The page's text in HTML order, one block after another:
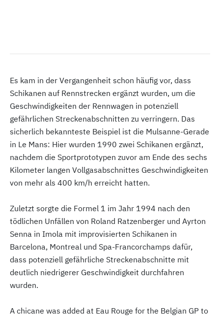
Es kam in der Vergangenheit schon häufig vor, dass
Schikanen auf Rennstrecken ergänzt wurden, um die
Geschwindigkeiten der Rennwagen in potenziell
gefährlichen Streckenabschnitten zu verringern. Das
sicherlich bekannteste Beispiel ist die Mulsanne-Gerade
in Le Mans: Hier wurden 1990 zwei Schikanen ergänzt,
nachdem die Sportprototypen zuvor am Ende des sechs
Kilometer langen Vollgasabschnittes Geschwindigkeiten
von mehr als 400 km/h erreicht hatten.
Zuletzt sorgte die Formel 1 im Jahr 1994 nach den
tödlichen Unfällen von Roland Ratzenberger und Ayrton
Senna in Imola mit improvisierten Schikanen in
Barcelona, Montreal und Spa-Francorchamps dafür,
dass potenziell gefährliche Streckenabschnitte mit
deutlich niedrigerer Geschwindigkeit durchfahren
wurden.
A chicane was added at Eau Rouge for the Belgian GP to